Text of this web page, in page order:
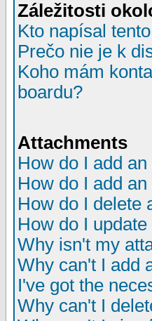
Záležitosti
Kto napísal
Prečo nie je k
Koho mám
boardu?
Attachments
How do I add
How do I add
How do I delete
How do I
Why isn't my
Why can't I add
I've got the
Why can't I